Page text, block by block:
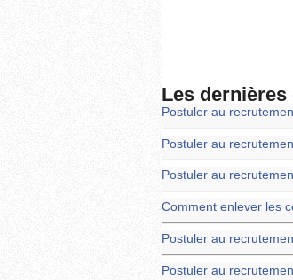
Les
Postuler au
Postuler au
Postuler au
Comment enlever les
Postuler au
Postuler au